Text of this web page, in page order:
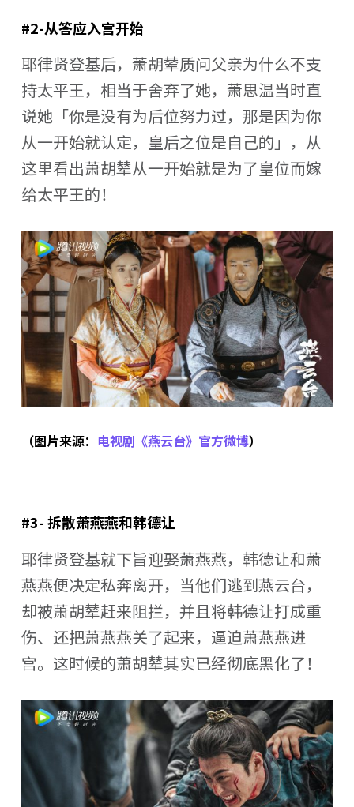
#2-从答应入宫开始
耶律贤登基后，萧胡辇质问父亲为什么不支
持太平王，相当于舍弃了她，萧思温当时直
说她「你是没有为后位努力过，那是因为你
从一开始就认定，皇后之位是自己的」，从
这里看出萧胡辇从一开始就是为了皇位而嫁
给太平王的！
（图片来源： 电视剧《燕云台》官方微博）
#3- 拆散萧燕燕和韩德让
耶律贤登基就下旨迎娶萧燕燕，韩德让和萧
燕燕便决定私奔离开，当他们逃到燕云台，
却被萧胡辇赶来阻拦，并且将韩德让打成重
伤、还把萧燕燕关了起来，逼迫萧燕燕进
宫。这时候的萧胡辇其实已经彻底黑化了！